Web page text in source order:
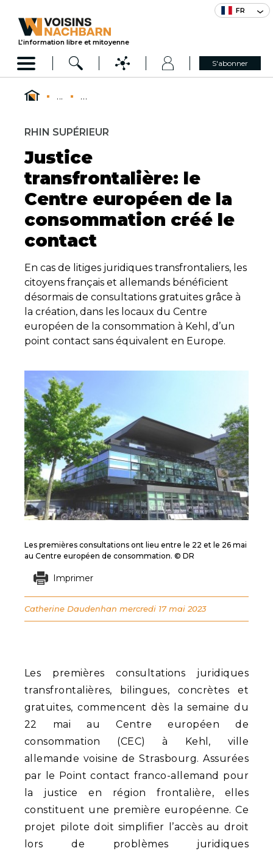
FR
L’information libre et mitoyenne
S'abonner
... ...
RHIN SUPÉRIEUR
Justice
transfrontalière: le
Centre européen de la
consommation créé le
contact
En cas de litiges juridiques transfrontaliers, les
citoyens français et allemands bénéficient
désormais de consultations gratuites grâce à
la création, dans les locaux du Centre
européen de la consommation à Kehl, d’un
point contact sans équivalent en Europe.
Les premières consultations juridiques
transfrontalières, bilingues, concrètes et
gratuites, commencent dès la semaine du
22 mai au Centre européen de
consommation (CEC) à Kehl, ville
allemande voisine de Strasbourg. Assurées
par le Point contact franco-allemand pour
la justice en région frontalière, elles
constituent une première européenne. Ce
projet pilote doit simplifier l’accès au droit
lors de problèmes juridiques
Les premières consultations ont lieu entre le 22 et le 26 mai
au Centre européen de consommation. © DR
Imprimer
Catherine Daudenhan mercredi 17 mai 2023